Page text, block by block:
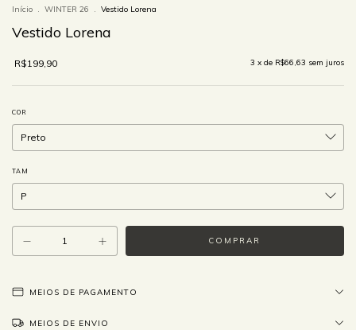
Início . WINTER 26 . Vestido Lorena
Vestido Lorena
R$199,90 3 x de R$66,63 sem juros
COR
TAM
MEIOS DE PAGAMENTO
MEIOS DE ENVIO